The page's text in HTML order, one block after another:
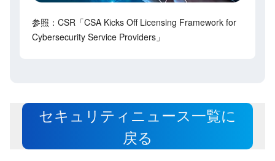
参照：CSR「CSA Kicks Off Licensing Framework for
Cybersecurity Service Providers」
セキュリティニュース一覧に
戻る